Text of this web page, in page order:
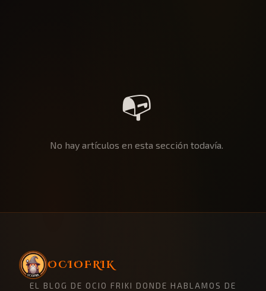
📭
No hay artículos en esta sección todavía.
OCIOFRIK
EL BLOG DE OCIO FRIKI DONDE HABLAMOS DE